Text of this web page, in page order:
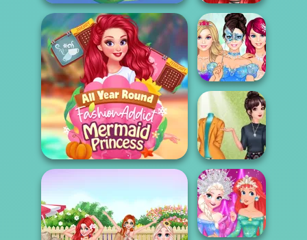
Cute Mermaid
All Year Round Fashion
Addict...
Ariel's Instagram
Profile
Barbie Fairy Vs
Mermaid Vs Pri...
Boyfriend
Blazers Fashion